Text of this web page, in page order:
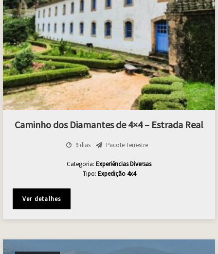
Caminho dos Diamantes de 4×4 – Estrada Real
9 dias Pacote Terrestre
Categoria: Experiências Diversas
Tipo: Expedição 4x4
Ver detalhes